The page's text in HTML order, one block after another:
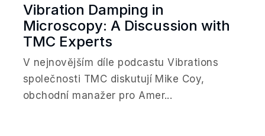
Vibration Damping in
Microscopy: A Discussion with
TMC Experts
V nejnovějším díle podcastu Vibrations
společnosti TMC diskutují Mike Coy,
obchodní manažer pro Amer...